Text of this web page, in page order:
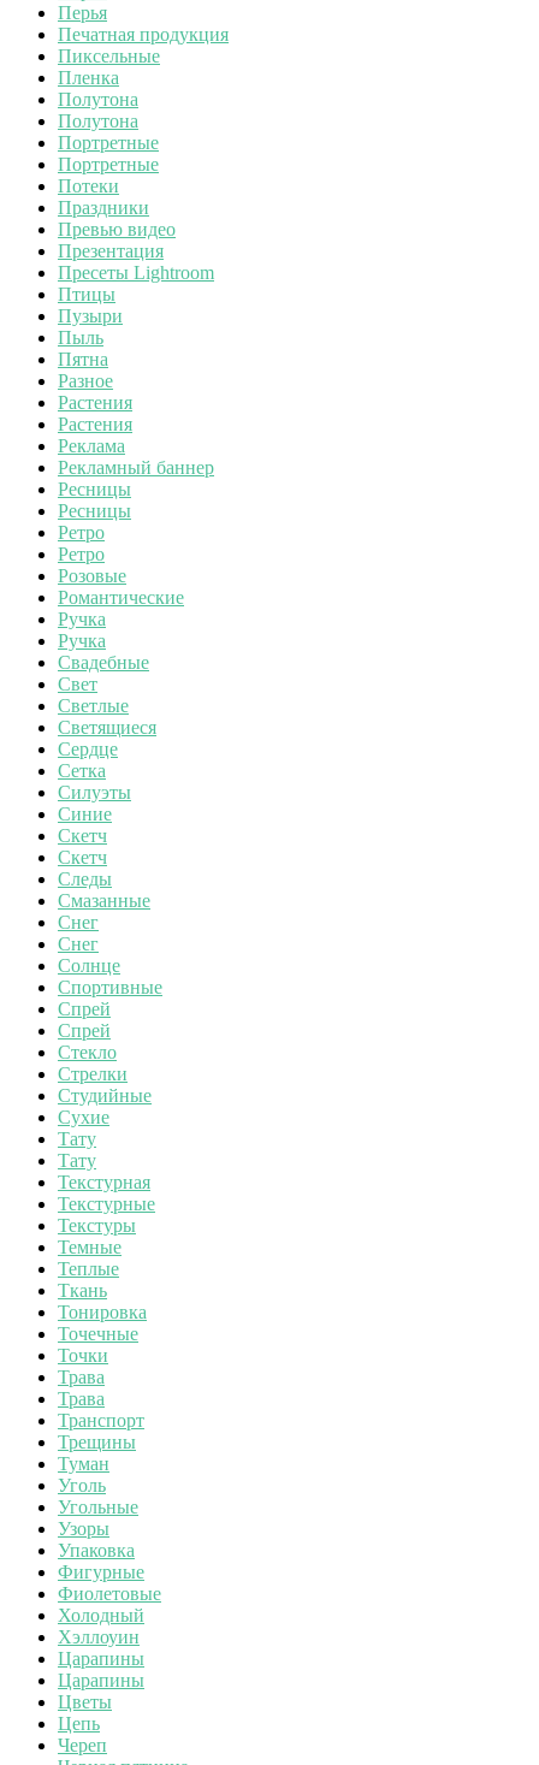
Перья
Печатная продукция
Пиксельные
Пленка
Полутона
Полутона
Портретные
Портретные
Потеки
Праздники
Превью видео
Презентация
Пресеты Lightroom
Птицы
Пузыри
Пыль
Пятна
Разное
Растения
Растения
Реклама
Рекламный баннер
Ресницы
Ресницы
Ретро
Ретро
Розовые
Романтические
Ручка
Ручка
Свадебные
Свет
Светлые
Светящиеся
Сердце
Сетка
Силуэты
Синие
Скетч
Скетч
Следы
Смазанные
Снег
Снег
Солнце
Спортивные
Спрей
Спрей
Стекло
Стрелки
Студийные
Сухие
Тату
Тату
Текстурная
Текстурные
Текстуры
Темные
Теплые
Ткань
Тонировка
Точечные
Точки
Трава
Трава
Транспорт
Трещины
Туман
Уголь
Угольные
Узоры
Упаковка
Фигурные
Фиолетовые
Холодный
Хэллоуин
Царапины
Царапины
Цветы
Цепь
Череп